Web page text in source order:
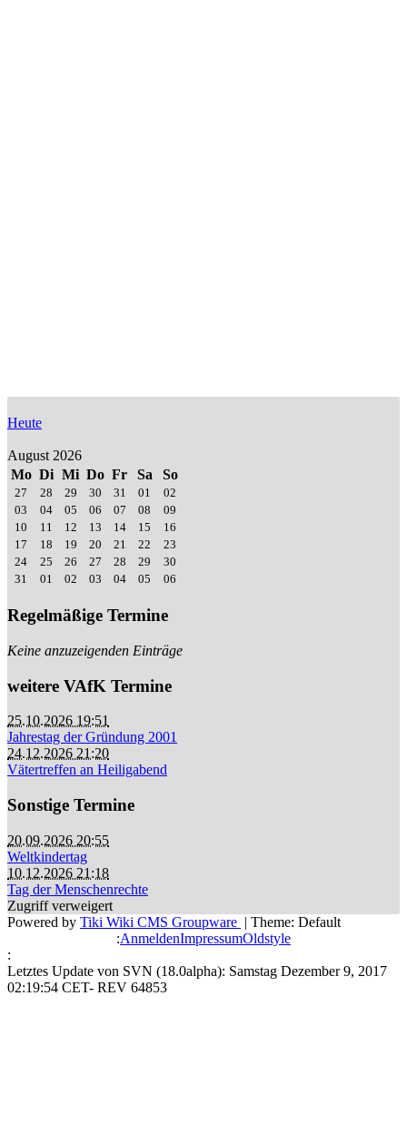
Heute
August 2026
Mo Di Mi Do Fr Sa So
27 28 29 30 31 01
02
03
04 05 06 07 08
09
10
11 12 13 14 15
16
17
18 19 20 21 22
23
24
25 26 27 28 29
30
31
01 02 03 04 05 06
Regelmäßige Termine
Keine anzuzeigenden Einträge
weitere VAfK Termine
25.10.2026 19:51
Jahrestag der Gründung 2001
24.12.2026 21:20
Vätertreffen an Heiligabend
Sonstige Termine
20.09.2026 20:55
Weltkindertag
10.12.2026 21:18
Tag der Menschenrechte
Zugriff verweigert
Powered by Tiki Wiki CMS Groupware | Theme: Default
:AnmeldenImpressumOldstyle
:
Letztes Update von SVN (18.0alpha): Samstag Dezember 9, 2017
02:19:54 CET- REV 64853